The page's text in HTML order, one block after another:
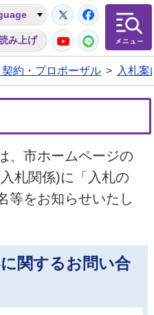
み上げ
Twitter
YouTube
LINE
契約・プロポーザル > 入札案
、市ホームページの
札関係)に「入札の
等をお知らせいたし
関するお問い合